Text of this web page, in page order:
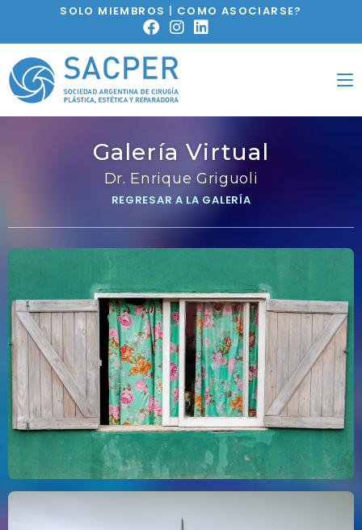
SOLO MIEMBROS | COMO ASOCIARSE?
Galería Virtual
Dr. Enrique Griguoli
REGRESAR A LA GALERÍA